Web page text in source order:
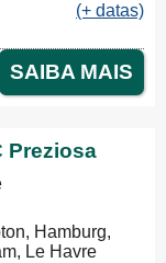
(+ datas)
SAIBA MAIS
Preziosa
Hamburg,
Le Havre